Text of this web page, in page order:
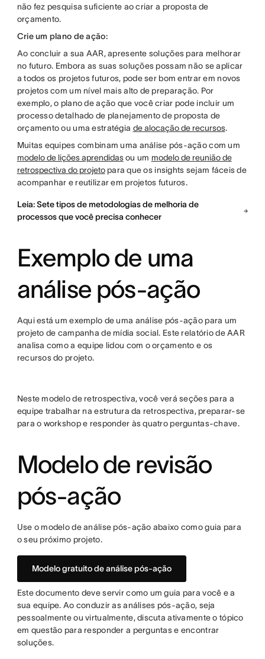
não fez pesquisa suficiente ao criar a proposta de
orçamento.
Crie um plano de ação:
Ao concluir a sua AAR, apresente soluções para melhorar
no futuro. Embora as suas soluções possam não se aplicar
a todos os projetos futuros, pode ser bom entrar em novos
projetos com um nível mais alto de preparação. Por
exemplo, o plano de ação que você criar pode incluir um
processo detalhado de planejamento de proposta de
orçamento ou uma estratégia de alocação de recursos.
Muitas equipes combinam uma análise pós-ação com um
modelo de lições aprendidasou um modelo de reunião de
retrospectiva do projetopara que os insights sejam fáceis de
acompanhar e reutilizar em projetos futuros.
Leia: Sete tipos de metodologias de melhoria de
processos que você precisa conhecer
Exemplo de uma
análise pós-ação
Aqui está um exemplo de uma análise pós-ação para um
projeto de campanha de mídia social. Este relatório de AAR
analisa como a equipe lidou com o orçamento e os
recursos do projeto.
Neste modelo de retrospectiva, você verá seções para a
equipe trabalhar na estrutura da retrospectiva, preparar-se
para o workshop e responder às quatro perguntas-chave.
Modelo de revisão
pós-ação
Use o modelo de análise pós-ação abaixo como guia para
o seu próximo projeto.
Modelo gratuito de análise pós-ação
Este documento deve servir como um guia para você e a
sua equipe. Ao conduzir as análises pós-ação, seja
pessoalmente ou virtualmente, discuta ativamente o tópico
em questão para responder a perguntas e encontrar
soluções.